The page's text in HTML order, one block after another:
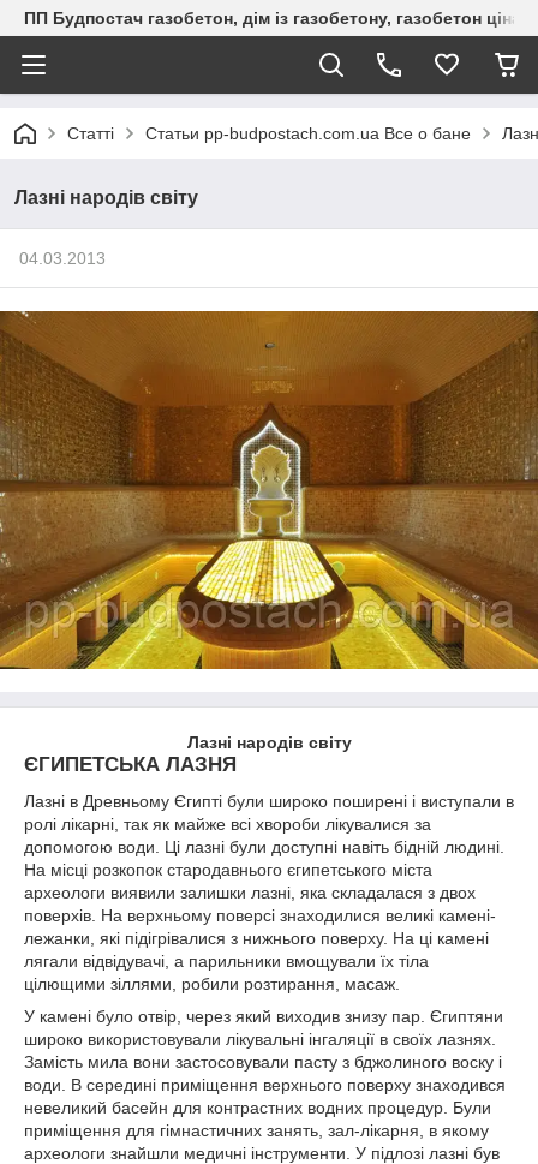
ПП Будпостач газобетон, дім із газобетону, газобетон
Статті Статьи pp-budpostach.com.ua Все о бане
Лазні народів світу
04.03.2013
Лазні народів світу
ЄГИПЕТСЬКА ЛАЗНЯ
Лазні в Древньому Єгипті були широко поширені і виступали в
ролі лікарні, так як майже всі хвороби лікувалися за
допомогою води. Ці лазні були доступні навіть бідній людині.
На місці розкопок стародавнього єгипетського міста
археологи виявили залишки лазні, яка складалася з двох
поверхів. На верхньому поверсі знаходилися великі камені-
лежанки, які підігрівалися з нижнього поверху. На ці камені
лягали відвідувачі, а парильники вмощували їх тіла
цілющими зіллями, робили розтирання, масаж.
У камені було отвір, через який виходив знизу пар. Єгиптяни
широко використовували лікувальні інгаляції в своїх лазнях.
Замість мила вони застосовували пасту з бджолиного воску і
води. В середині приміщення верхнього поверху знаходився
невеликий басейн для контрастних водних процедур. Були
приміщення для гімнастичних занять, зал-лікарня, в якому
археологи знайшли медичні інструменти. У підлозі лазні був